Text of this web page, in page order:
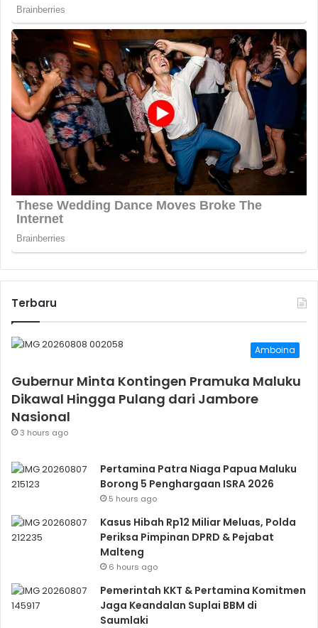
Terbaru
Amboina
Gubernur Minta Kontingen Pramuka Maluku
Dikawal Hingga Pulang dari Jambore
Nasional
3 hours ago
Pertamina Patra Niaga Papua Maluku
Borong 5 Penghargaan ISRA 2026
5 hours ago
Kasus Hibah Rp12 Miliar Meluas, Polda
Periksa Pimpinan DPRD & Pejabat
Malteng
6 hours ago
Pemerintah KKT & Pertamina Komitmen
Jaga Keandalan Suplai BBM di
Saumlaki